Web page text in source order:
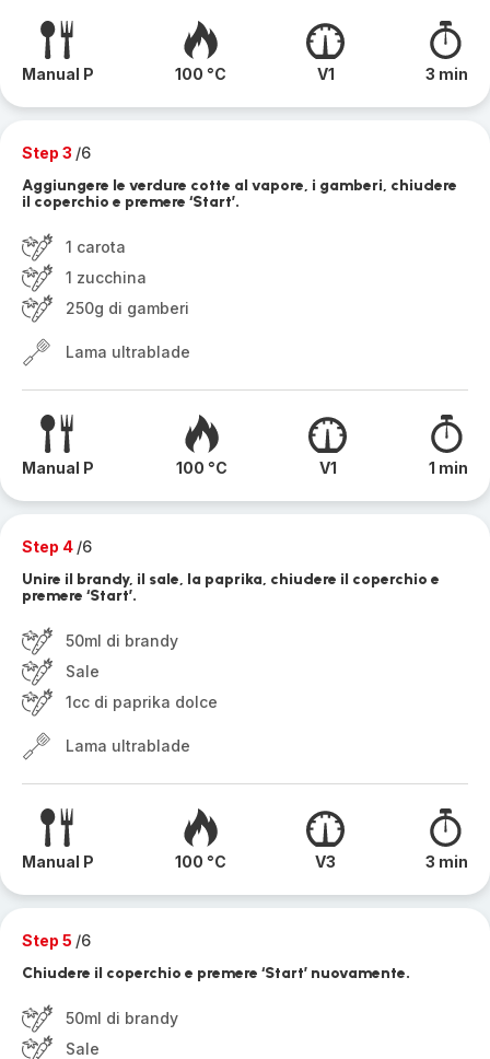
Manual P 100 °C V1 3 min
Step 3 /6
Aggiungere le verdure cotte al vapore, i gamberi, chiudere
il coperchio e premere ‘Start’.
1 carota
1 zucchina
250g di gamberi
Lama ultrablade
Manual P 100 °C V1 1 min
Step 4 /6
Unire il brandy, il sale, la paprika, chiudere il coperchio e
premere ‘Start’.
50ml di brandy
Sale
1cc di paprika dolce
Lama ultrablade
Manual P 100 °C V3 3 min
Step 5 /6
Chiudere il coperchio e premere ‘Start’ nuovamente.
50ml di brandy
Sale